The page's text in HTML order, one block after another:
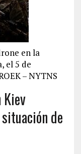
en la
el 5 de
– NYTNS
de